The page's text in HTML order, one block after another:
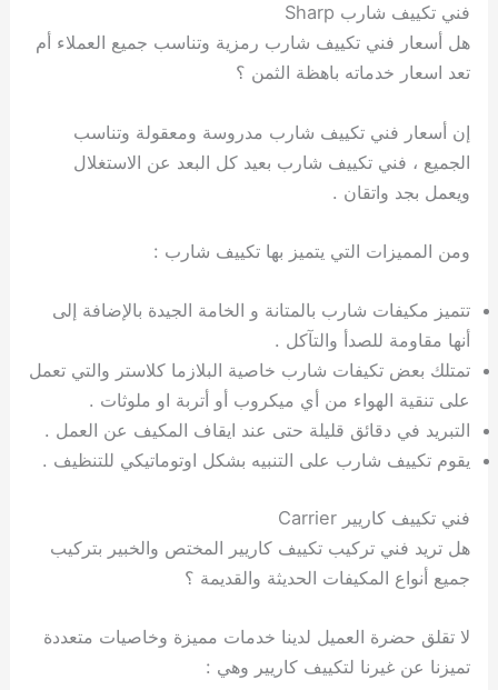
فني تكييف شارب Sharp
هل أسعار فني تكييف شارب رمزية وتناسب جميع العملاء أم
تعد اسعار خدماته باهظة الثمن ؟
إن أسعار فني تكييف شارب مدروسة ومعقولة وتناسب
الجميع ، فني تكييف شارب بعيد كل البعد عن الاستغلال
ويعمل بجد واتقان .
ومن المميزات التي يتميز بها تكييف شارب :
تتميز مكيفات شارب بالمتانة و الخامة الجيدة بالإضافة إلى
أنها مقاومة للصدأ والتآكل .
تمتلك بعض تكيفات شارب خاصية البلازما كلاستر والتي تعمل
على تنقية الهواء من أي ميكروب أو أتربة او ملوثات .
التبريد في دقائق قليلة حتى عند ايقاف المكيف عن العمل .
يقوم تكييف شارب على التنبيه بشكل اوتوماتيكي للتنظيف .
فني تكييف كاريير Carrier
هل تريد فني تركيب تكييف كاريير المختص والخبير بتركيب
جميع أنواع المكيفات الحديثة والقديمة ؟
لا تقلق حضرة العميل لدينا خدمات مميزة وخاصيات متعددة
تميزنا عن غيرنا لتكييف كاريير وهي :